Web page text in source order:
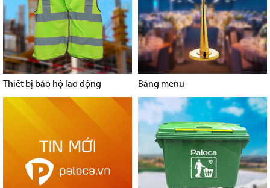
Thiết bị bảo hộ lao động Bảng menu